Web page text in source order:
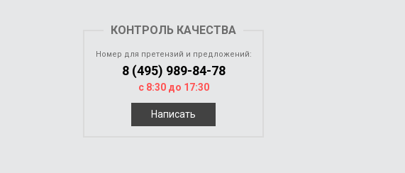
КОНТРОЛЬ КАЧЕСТВА
Номер для претензий и предложений:
8 (495) 989-84-78
с 8:30 до 17:30
Написать